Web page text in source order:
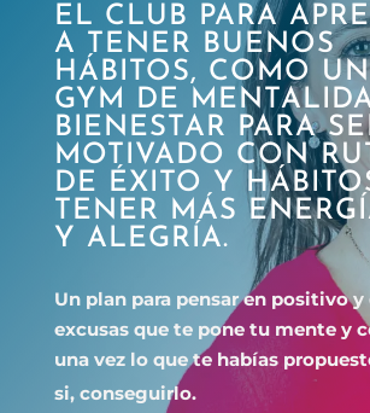
EL CLUB PARA
A TENER BUENOS
HÁBITOS, COMO UN
GYM DE
BIENESTAR PARA
MOTIVADO CON
DE ÉXITO Y
TENER MÁS
Y ALEGRÍA.
Un plan para pensar en positivo y
excusas que te pone tu mente y
una vez lo que te habías
si, conseguirlo.